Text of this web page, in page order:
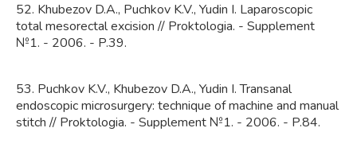
52. Khubezov D.A., Puchkov K.V., Yudin I. Laparoscopic
total mesorectal excision // Proktologia. - Supplement
№1. - 2006. - P.39.
53. Puchkov K.V., Khubezov D.A., Yudin I. Transanal
endoscopic microsurgery: technique of machine and manual
stitch // Proktologia. - Supplement №1. - 2006. - P.84.